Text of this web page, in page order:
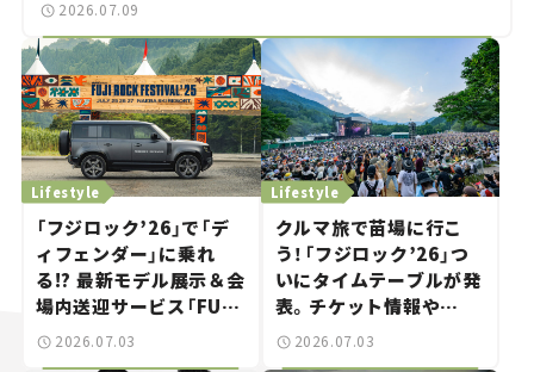
2026.07.09
Lifestyle
「フジロック’26」で「デ
ィフェンダー」に乗れ
る!? 最新モデル展示＆会
場内送迎サービス「FUJI
ROCK go round」で冒
険気分を楽しもう。
2026.07.03
Lifestyle
クルマ旅で苗場に行こ
う！「フジロック’26」つ
いにタイムテーブルが発
表。チケット情報や
GREEN STAGEの出演ア
ーティストをチェック。
2026.07.03